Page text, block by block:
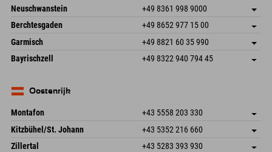
An der Breitach 3
87538 Fischen I. Allgäu
Duitsland
Adres opslaan
Aankomstinformatie
Booking
Neuschwanstein +49 8361 998 9000
An der Riese 45
87484 Nesselwang im Allgäu
Duitsland
Adres opslaan
Booking
Berchtesgaden +49 8652 977 15 00
Hofreitstr. 7
83471 Schönau am Königssee
Duitsland
Adres opslaan
Aankomstinformatie
Booking
Garmisch +49 8821 60 35 990
Frickenstraße 22
82490 Farchant
Adres opslaan
Bayrischzell +49 8322 940 794 45
Duitsland
Oostenrijk
Montafon +43 5558 203 330
Dorfstr. 127b
6793 Gaschurn/Montafon
Oostenrijk
Adres opslaan
Aankomstinformatie
Booking
Kitzbühel/St. Johann +43 5352 216 660
Speckbacherstraße 87
Adres opslaan
Zillertal +43 5283 393 930